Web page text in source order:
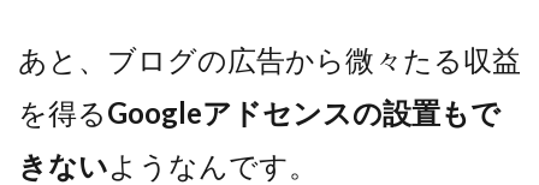
あと、ブログの広告から微々たる収益
を得るGoogleアドセンスの設置もで
きないようなんです。